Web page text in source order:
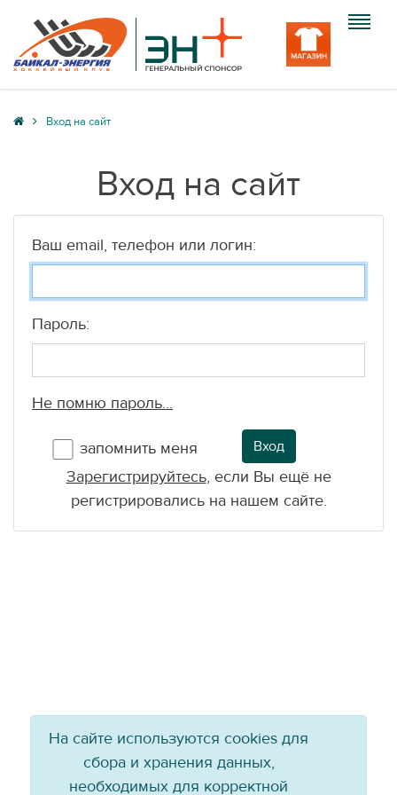
Клуб
Медиа
Вход на сайт
Вход на сайт
Ваш email, телефон или логин:
Пароль:
Не помню пароль...
запомнить меня Вход
Зарегистрируйтесь, если Вы ещё не
регистрировались на нашем сайте.
На сайте используются cookies для
сбора и хранения данных,
необходимых для корректной